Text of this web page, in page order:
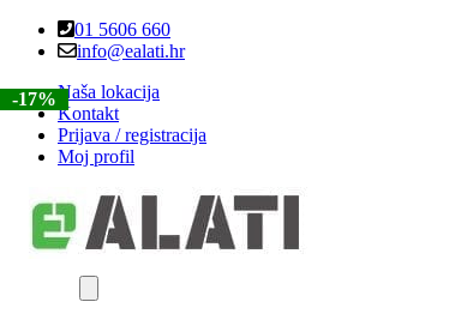
Skip
Skip
01 5606 660
info@ealati.hr
Naša lokacija
Kontakt
Prijava / registracija
Moj profil
-14%
-17%
-17%
-17%
-17%